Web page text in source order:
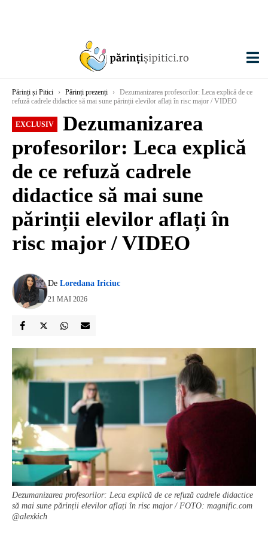
Părinți și Pitici › Părinți prezenți ›
Dezumanizarea profesorilor: Leca explică de ce
refuză cadrele didactice să mai sune părinții elevilor aflați în risc major / VIDEO
EXCLUSIV
Dezumanizarea
profesorilor: Leca explică
de ce refuză cadrele
didactice să mai sune
părinții elevilor aflați în
risc major / VIDEO
De Loredana Iriciuc
21 MAI 2026
Dezumanizarea profesorilor: Leca explică de ce refuză cadrele didactice
să mai sune părinții elevilor aflați în risc major / FOTO: magnific.com
@alexkich